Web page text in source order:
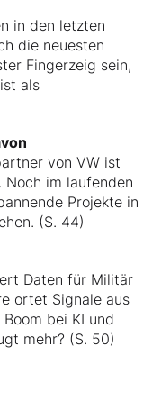
in den letzten
die neuesten
Fingerzeig sein,
als
von VW ist
Noch im laufenden
Projekte in
(S. 44)
Daten für Militär
ortet Signale aus
bei KI und
mehr? (S. 50)